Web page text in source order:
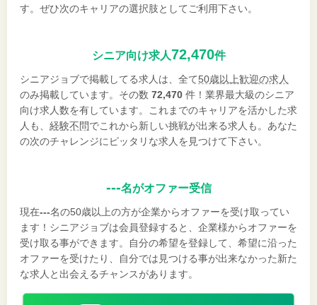
す。ぜひ次のキャリアの選択肢としてご利用下さい。
シニア向け求人72,470件
シニアジョブで掲載してる求人は、全て50歳以上歓迎の求人
のみ掲載しています。その数 72,470 件！業界最大級のシニア
向け求人数を有しています。これまでのキャリアを活かした求
人も、 経験不問でこれから新しい挑戦が出来る求人も。あなた
の次のチャレンジにピッタリな求人を見つけて下さい。
---名がオファー受信
現在---名の50歳以上の方が企業からオファーを受け取ってい
ます！シニアジョブは会員登録すると、企業様からオファーを
受け取る事ができます。自分の希望を登録して、希望に沿った
オファーを受けたり、自分では見つける事が出来なかった新た
な求人と出会えるチャンスがあります。